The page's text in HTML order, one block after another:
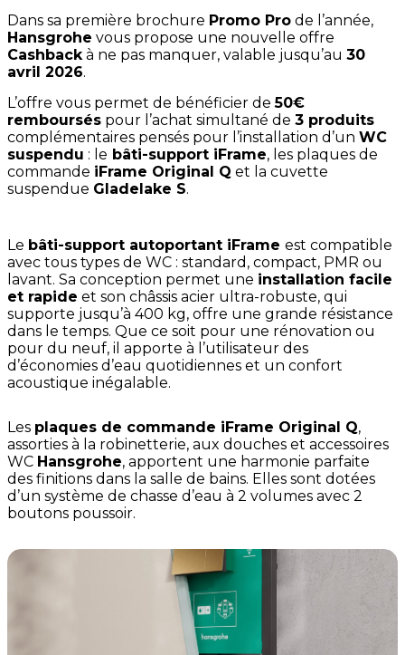
Dans sa première brochure Promo Pro de l’année,
Hansgrohe vous propose une nouvelle offre
Cashbackà ne pas manquer, valable jusqu’au 30
avril 2026.
L’offre vous permet de bénéficier de50€
remboursés pour l’achat simultané de 3 produits
complémentaires pensés pour l’installation d’un WC
suspendu : le bâti-support iFrame, les plaques de
commande iFrame Original Q et la cuvette
suspendue Gladelake S.
Le bâti-support autoportant iFrame est compatible
avec tous types de WC : standard, compact, PMR ou
lavant. Sa conception permet une installation facile
et rapide et son châssis acier ultra-robuste, qui
supporte jusqu’à 400 kg, offre une grande résistance
dans le temps. Que ce soit pour une rénovation ou
pour du neuf, il apporte à l’utilisateur des
d’économies d’eau quotidiennes et un confort
acoustique inégalable.
Les plaques de commande iFrame Original Q,
assorties à la robinetterie, aux douches et accessoires
WC Hansgrohe, apportent une harmonie parfaite
des finitions dans la salle de bains. Elles sont dotées
d’un système de chasse d’eau à 2 volumes avec 2
boutons poussoir.